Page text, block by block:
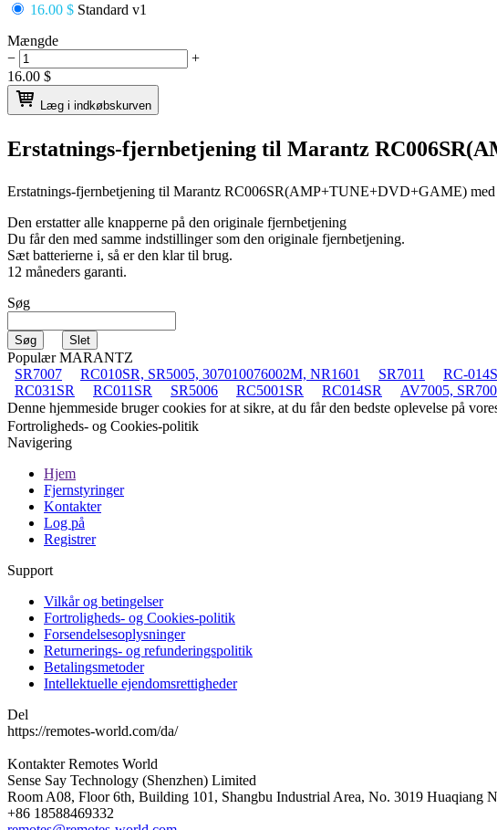
16.00 $ Standard v1
Mængde
−
+
16.00 $
Læg i indkøbskurven
Erstatnings-fjernbetjening til Marantz
Erstatnings-fjernbetjening til Marantz RC006SR(AMP+TUNE+DVD+GAME)
Den erstatter alle knapperne på den originale fjernbetjening
Du får den med samme indstillinger som den originale fjernbetjening.
Sæt batterierne i, så er den klar til brug.
12 måneders garanti.
Søg
Populær MARANTZ
SR7007
RC010SR, SR5005, 307010076002M, NR1601 SR7011 RC-
RC031SR
RC011SR SR5006 RC5001SR RC014SR AV7005,
Denne hjemmeside bruger cookies for at sikre, at du får den bedste oplevelse på
Fortroligheds- og Cookies-politik
Navigering
Hjem
Fjernstyringer
Kontakter
Log på
Registrer
Support
Vilkår og betingelser
Fortroligheds- og Cookies-politik
Forsendelsesoplysninger
Returnerings- og refunderingspolitik
Betalingsmetoder
Intellektuelle ejendomsrettigheder
Del
https://remotes-world.com/da/
Kontakter Remotes World
Sense Say Technology (Shenzhen) Limited
Room A08, Floor 6th, Building 101, Shangbu Industrial Area, No. 3019 Huaqiang
+86 18588469332